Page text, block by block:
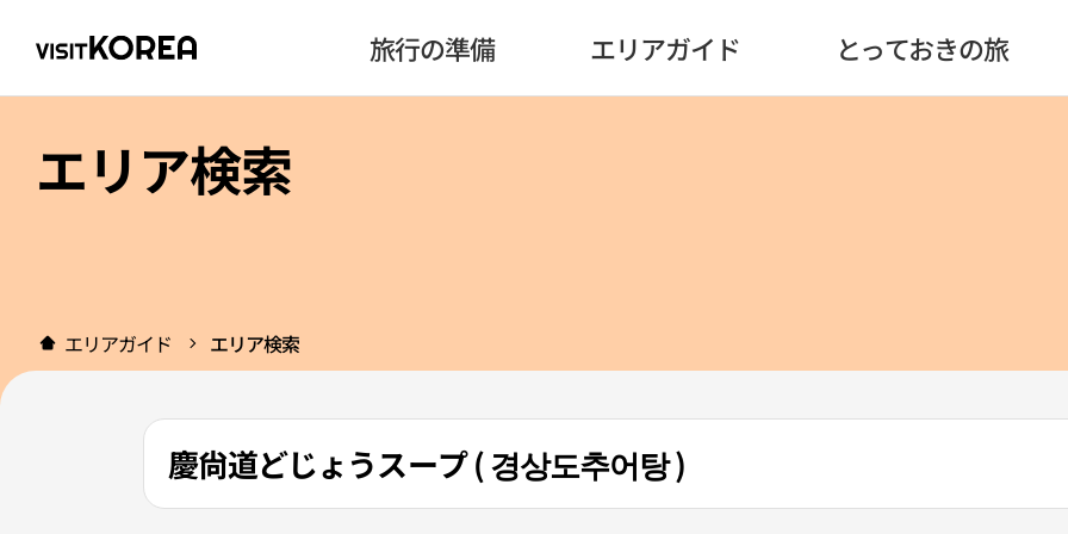
旅行の準備 エリアガイド とっておきの旅
エリア検索
エリアガイド エリア検索
慶尙道どじょうスープ ( 경상도추어탕 )